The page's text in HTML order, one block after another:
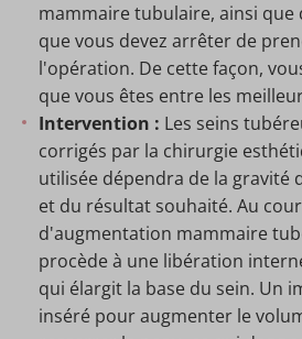
mammaire tubulaire, ainsi que
que vous devez arrêter de
l'opération. De cette façon,
que vous êtes entre les
Intervention : Les seins
corrigés par la chirurgie
utilisée dépendra de la gravité
et du résultat souhaité. Au
d'augmentation mammaire
procède à une libération
qui élargit la base du sein. Un
inséré pour augmenter le